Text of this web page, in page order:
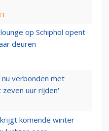
op Schiphol opent
deuren
nu verbonden met
zeven uur rijden'
komende winter